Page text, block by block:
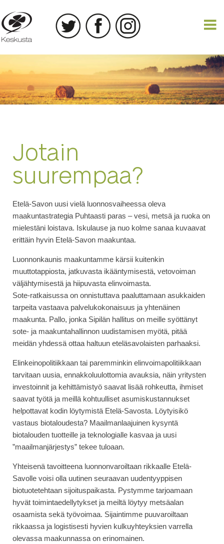
Jotain
suurempaa?
Etelä-Savon uusi vielä luonnosvaiheessa oleva
maakuntastrategia Puhtaasti paras – vesi, metsä ja ruoka on
mielestäni loistava. Iskulause ja nuo kolme sanaa kuvaavat
erittäin hyvin Etelä-Savon maakuntaa.
Luonnonkaunis maakuntamme kärsii kuitenkin
muuttotappiosta, jatkuvasta ikääntymisestä, vetovoiman
väljähtymisestä ja hiipuvasta elinvoimasta.
Sote-ratkaisussa on onnistuttava paaluttamaan asukkaiden
tarpeita vastaava palvelukokonaisuus ja yhtenäinen
maakunta. Pallo, jonka Sipilän hallitus on meille syöttänyt
sote- ja maakuntahallinnon uudistamisen myötä, pitää
meidän yhdessä ottaa haltuun eteläsavolaisten parhaaksi.
Elinkeinopolitiikkaan tai paremminkin elinvoimapolitiikkaan
tarvitaan uusia, ennakkoluulottomia avauksia, näin yritysten
investoinnit ja kehittämistyö saavat lisää rohkeutta, ihmiset
saavat työtä ja meillä kohtuulliset asumiskustannukset
helpottavat kodin löytymistä Etelä-Savosta. Löytyisikö
vastaus biotaloudesta? Maailmanlaajuinen kysyntä
biotalouden tuotteille ja teknologialle kasvaa ja uusi
”maailmanjärjestys” tekee tuloaan.
Yhteisenä tavoitteena luonnonvaroiltaan rikkaalle Etelä-
Savolle voisi olla uutinen seuraavan uudentyyppisen
biotuotetehtaan sijoituspaikasta. Pystymme tarjoamaan
hyvät toimintaedellytykset ja meiltä löytyy metsäalan
osaamista sekä työvoimaa. Sijaintimme puuvaroiltaan
rikkaassa ja logistisesti hyvien kulkuyhteyksien varrella
olevassa maakunnassa on erinomainen.